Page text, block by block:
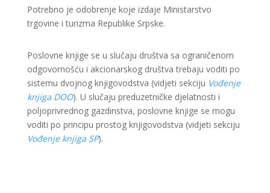
Potrebno je odobrenje koje izdaje Ministarstvo
trgovine i turizma Republike Srpske.
Poslovne knjige se u slučaju društva sa ograničenom
odgovornošću i akcionarskog društva trebaju voditi po
sistemu dvojnog knjigovodstva (vidjeti sekciju Vođenje
knjiga DOO). U slučaju preduzetničke djelatnosti i
poljoprivrednog gazdinstva, poslovne knjige se mogu
voditi po principu prostog knjigovodstva (vidjeti sekciju
Vođenje knjiga SP).